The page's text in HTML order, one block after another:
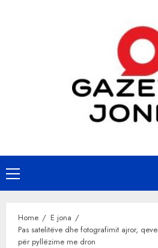
Primary
Menu
Home
E jona
Pas satelitëve dhe fotografimit ajror,
për pyllëzime me dron